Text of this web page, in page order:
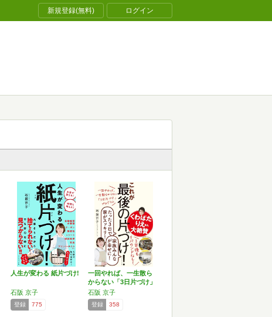
新規登録(無料) ログイン
人生が変わる 紙片づけ!
石阪 京子
登録 775
一回やれば、一生散ら
からない「3日片づけ」
プ…
石阪 京子
登録 358